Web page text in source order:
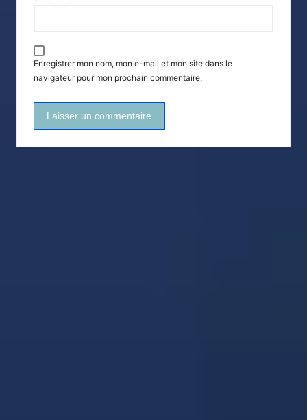
Enregistrer mon nom, mon e-mail et mon site dans le
navigateur pour mon prochain commentaire.